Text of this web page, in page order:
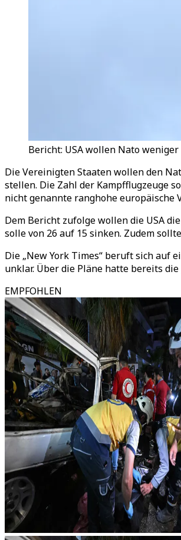
Bericht: USA wollen Nato
Die Vereinigten Staaten wollen den
stellen. Die Zahl der Kampfflugzeuge
nicht genannte ranghohe europäische
Dem Bericht zufolge wollen die USA
solle von 26 auf 15 sinken. Zudem
Die „New York Times“ beruft sich auf
unklar. Über die Pläne hatte bereits die
EMPFOHLEN